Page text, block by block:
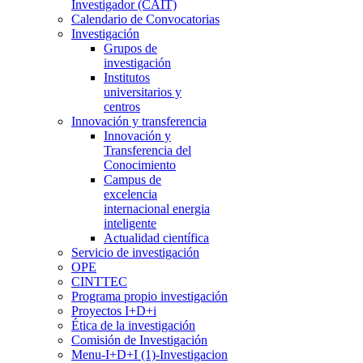
Investigador (CAIT)
Calendario de Convocatorias
Investigación
Grupos de
investigación
Institutos
universitarios y
centros
Innovación y transferencia
Innovación y
Transferencia del
Conocimiento
Campus de
excelencia
internacional energia
inteligente
Actualidad científica
Servicio de investigación
OPE
CINTTEC
Programa propio investigación
Proyectos I+D+i
Ética de la investigación
Comisión de Investigación
Menu-I+D+I (1)-Investigacion